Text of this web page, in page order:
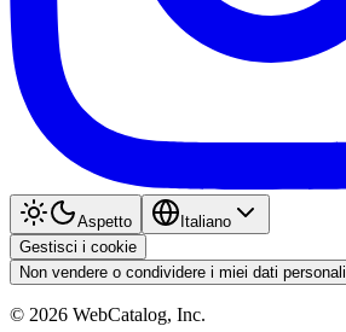
Aspetto
Italiano
Gestisci i cookie
Non vendere o condividere i miei dati personali
© 2026 WebCatalog, Inc.